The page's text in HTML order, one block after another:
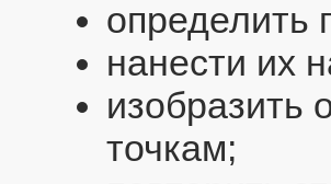
определить
нанести их
изобразить
точкам;